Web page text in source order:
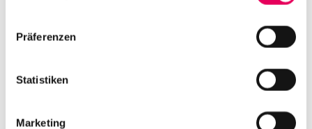
Präferenzen
Statistiken
Marketing